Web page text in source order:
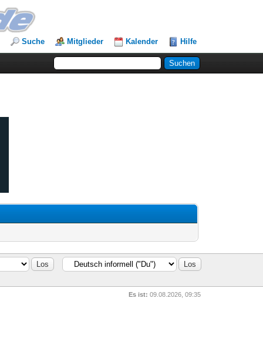
Suche Mitglieder Kalender Hilfe
Es ist: 09.08.2026, 09:35